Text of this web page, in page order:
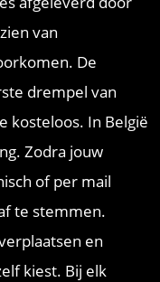
van
De
drempel van
kosteloos. In België
Zodra jouw
of per mail
te stemmen.
en
kiest. Bij elk